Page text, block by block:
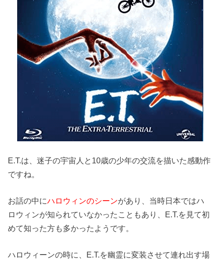
E.T.は、迷子の宇宙人と10歳の少年の交流を描いた感動作
ですね。
お話の中にハロウィンのシーンがあり、当時日本ではハ
ロウィンが知られていなかったこともあり、E.T.を見て初
めて知った方も多かったようです。
ハロウィーンの時に、E.T.を幽霊に変装させて連れ出す場